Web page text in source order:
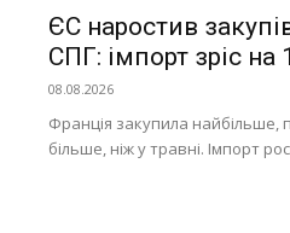
ЄС наростив
СПГ: імпорт зріс на
08.08.2026
Франція закупила найбільше,
більше, ніж у травні. Імпорт